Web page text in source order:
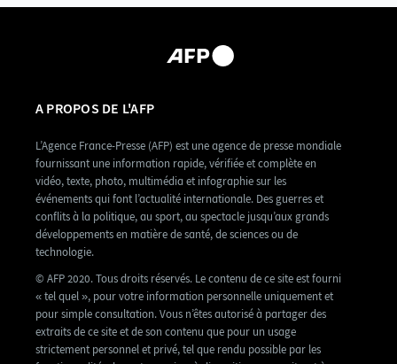
A PROPOS DE L'AFP
L’Agence France-Presse (AFP) est une agence de presse mondiale
fournissant une information rapide, vérifiée et complète en
vidéo, texte, photo, multimédia et infographie sur les
événements qui font l’actualité internationale. Des guerres et
conflits à la politique, au sport, au spectacle jusqu’aux grands
développements en matière de santé, de sciences ou de
technologie.
© AFP 2020. Tous droits réservés. Le contenu de ce site est fourni
« tel quel », pour votre information personnelle uniquement et
pour simple consultation. Vous n’êtes autorisé à partager des
extraits de ce site et de son contenu que pour un usage
strictement personnel et privé, tel que rendu possible par les